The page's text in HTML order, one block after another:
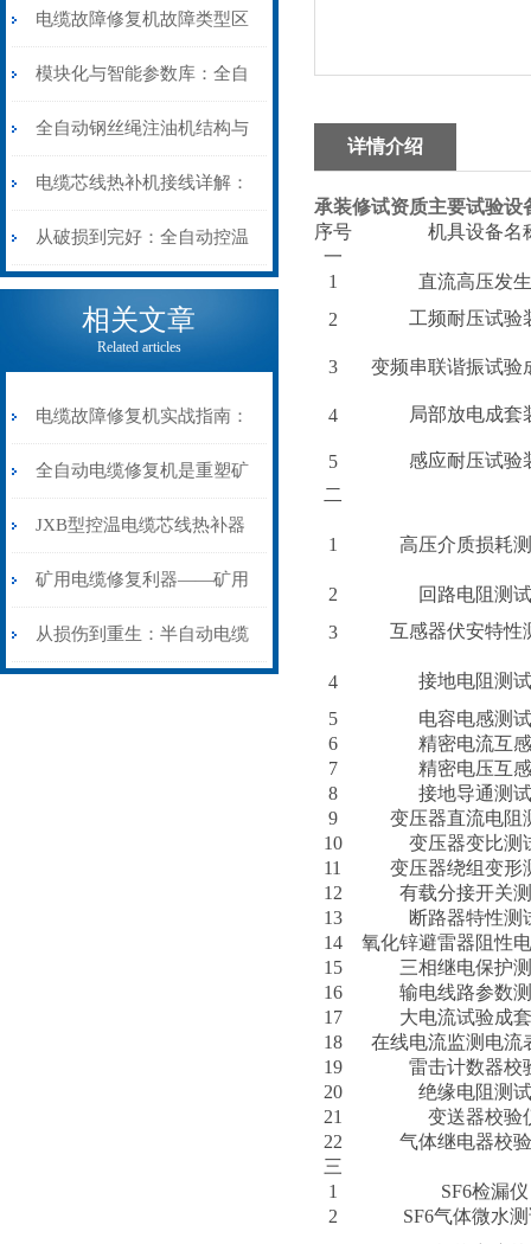
电缆故障修复机故障类型区
分指南：从“绝缘电
阻”到“波形特征”的精准诊
断逻辑
模块化与智能参数库：全自
动电缆修复机的快速换型逻
辑
全自动钢丝绳注油机结构与
工作原理：揭秘高效润滑的
机械密码
电缆芯线热补机接线详解：
从入门到精通
从破损到完好：全自动控温
电缆热补机的核心价值
相关文章
Related articles
电缆故障修复机实战指南：
从“盲测”到“精确定点”的三
步作业法
全自动电缆修复机是重塑矿
山电力动脉的“智能外科医
生”
JXB型控温电缆芯线热补器
安装与接线：精准修复的工
艺基石
矿用电缆修复利器——矿用
电缆热补机智能控温，安全
从损伤到重生：半自动电缆
详情介绍
承装修试资质主要试验设
序号
机具设备名
一
1
直流高压发
2
工频耐压试验
3 变频串联谐振试验
4 局部放电成套
5
感应耐压试验
二
1 高压介质损耗
2
回路电阻测
3
互感器伏安特性
4
接地电阻测
5
电容电感测
6
精密电流互
7
精密电压互
8
接地导通测
9
变压器直流电阻
10
变压器变比测
11
变压器绕组变形
12
有载分接开关
13
断路器特性测
14
氧化锌避雷器阻性
15
三相继电保护
16
输电线路参数
17
大电流试验成
18
在线电流监测电流
19
雷击计数器校
20
绝缘电阻测
21
变送器校验
22
气体继电器校
三
1
SF6检漏仪
2
SF6气体微水